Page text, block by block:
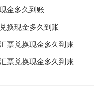
金多久到账
换现金多久到账
票兑换现金多久到账
票兑换现金多久到账